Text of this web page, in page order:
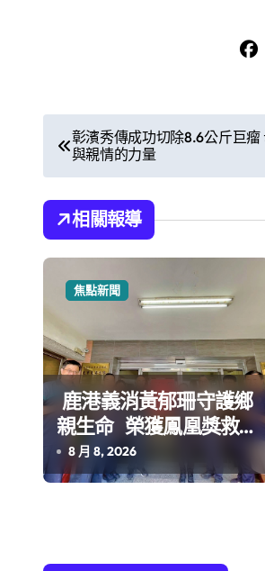
文
章
導
覽
彰濱秀傳成功切除8.6公斤巨
與親情的力量
相關報導
焦點新聞
鹿港義消黃郁珊守護鄉
親生命 榮獲鳳凰獎救
護志工楷模
8 月 8, 2026